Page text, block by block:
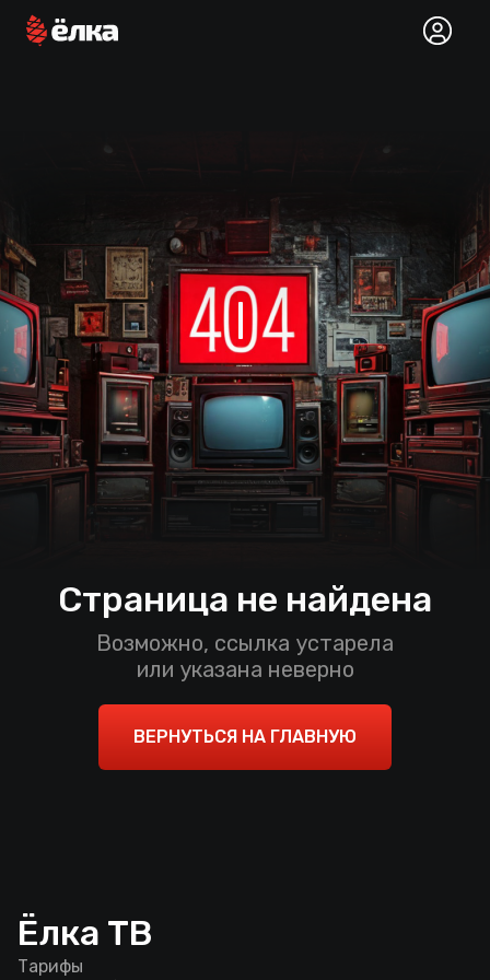
Страница не найдена
Возможно, ссылка устарела
или указана неверно
ВЕРНУТЬСЯ НА ГЛАВНУЮ
Ёлка ТВ
Тарифы